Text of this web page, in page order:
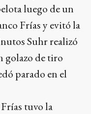
luego de un
Frías y evitó la
Suhr realizó
golazo de tiro
parado en el
tuvo la